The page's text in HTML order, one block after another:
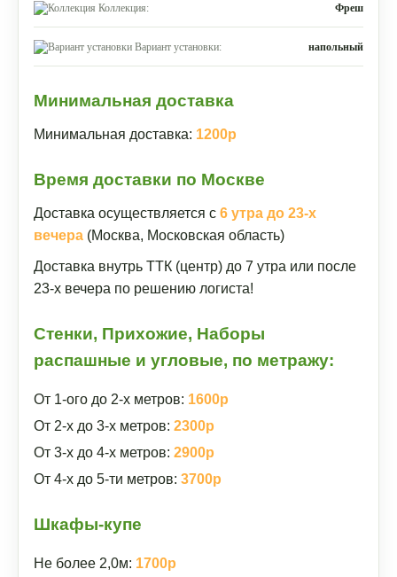
Коллекция: Фреш
Вариант установки: напольный
Минимальная доставка
Минимальная доставка: 1200р
Время доставки по Москве
Доставка осуществляется с 6 утра до 23-х
вечера (Москва, Московская область)
Доставка внутрь ТТК (центр) до 7 утра или после
23-х вечера по решению логиста!
Стенки, Прихожие, Наборы
распашные и угловые, по метражу:
От 1-ого до 2-х метров: 1600р
От 2-х до 3-х метров: 2300р
От 3-х до 4-х метров: 2900р
От 4-х до 5-ти метров: 3700р
Шкафы-купе
Не более 2,0м: 1700р